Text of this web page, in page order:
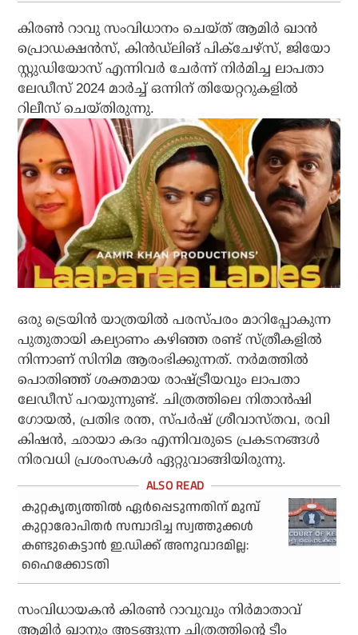
കിരണ്‍ റാവു സംവിധാനം ചെയ്ത് ആമിര്‍ ഖാന്‍
പ്രൊഡക്ഷന്‍സ്, കിന്‍ഡ്ലിങ് പിക്ചേഴ്സ്, ജിയോ
സ്റ്റുഡിയോസ് എന്നിവര്‍ ചേര്‍ന്ന് നിര്‍മിച്ച ലാപതാ
ലേഡീസ് 2024 മാര്‍ച്ച് ഒന്നിന് തിയേറ്ററുകളില്‍
റിലീസ് ചെയ്തിരുന്നു.
ഒരു ട്രെയിന്‍ യാത്രയില്‍ പരസ്പരം മാറിപ്പോകുന്ന
പുതുതായി കല്യാണം കഴിഞ്ഞ രണ്ട് സ്ത്രീകളില്‍
നിന്നാണ് സിനിമ ആരംഭിക്കുന്നത്. നര്‍മത്തില്‍
പൊതിഞ്ഞ് ശക്തമായ രാഷ്ട്രീയവും ലാപതാ
ലേഡീസ് പറയുന്നുണ്ട്. ചിത്രത്തിലെ നിതാന്‍ഷി
ഗോയല്‍, പ്രതിഭ രന്ത, സ്പര്‍ഷ് ശ്രീവാസ്തവ, രവി
കിഷന്‍, ഛായാ കദം എന്നിവരുടെ പ്രകടനങ്ങള്‍
നിരവധി പ്രശംസകള്‍ ഏറ്റുവാങ്ങിയിരുന്നു.
കുറ്റകൃത്യത്തില്‍ ഏര്‍പ്പെടുന്നതിന് മുമ്പ്
കുറ്റാരോപിതര്‍ സമ്പാദിച്ച സ്വത്തുക്കള്‍
കണ്ടുകെട്ടാന്‍ ഇ.ഡിക്ക് അനുവാദമില്ല:
ഹൈക്കോടതി
സംവിധായകന്‍ കിരണ്‍ റാവുവും നിര്‍മാതാവ്
ആമിര്‍ ഖാനും അടങ്ങുന്ന ചിത്രത്തിന്റെ ടീം